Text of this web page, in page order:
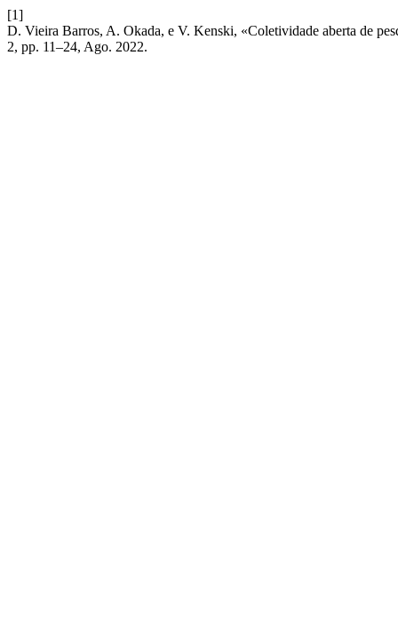
[1]
D. Vieira Barros, A. Okada, e V. Kenski, «Coletividade aberta de
2, pp. 11–24, Ago. 2022.